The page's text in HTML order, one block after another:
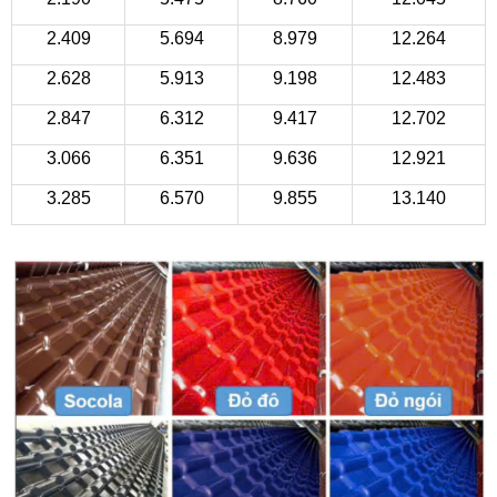
2.409 5.694 8.979 12.264
2.628 5.913 9.198 12.483
2.847 6.312 9.417 12.702
3.066 6.351 9.636 12.921
3.285 6.570 9.855 13.140